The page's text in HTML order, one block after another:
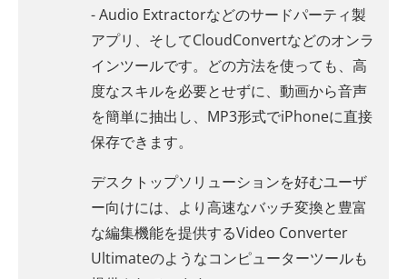
- Audio Extractorなどのサードパーティ製
アプリ、そしてCloudConvertなどのオンラ
インツールです。どの方法を使っても、高
度なスキルを必要とせずに、動画から音声
を簡単に抽出し、MP3形式でiPhoneに直接
保存できます。
デスクトップソリューションを好むユーザ
ー向けには、より高速なバッチ変換と豊富
な編集機能を提供するVideo Converter
Ultimateのようなコンピューターツールも